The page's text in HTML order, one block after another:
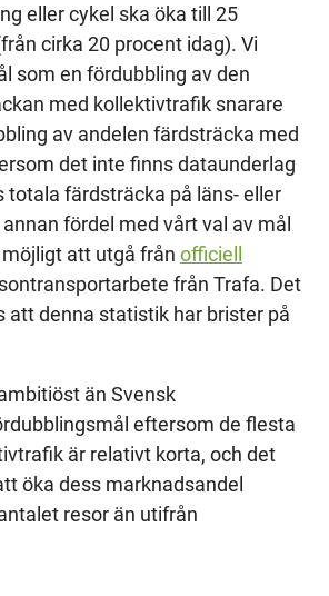
eller cykel ska öka till 25
cirka 20 procent idag). Vi
som en fördubbling av den
med kollektivtrafik snarare
av andelen färdsträcka med
det inte finns dataunderlag
totala färdsträcka på läns- eller
fördel med vårt val av mål
att utgå från officiell
från Trafa. Det
att denna statistik har brister på
än Svensk
eftersom de flesta
är relativt korta, och det
öka dess marknadsandel
resor än utifrån